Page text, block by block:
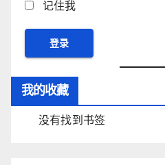
记住我
我的收藏
没有找到书签